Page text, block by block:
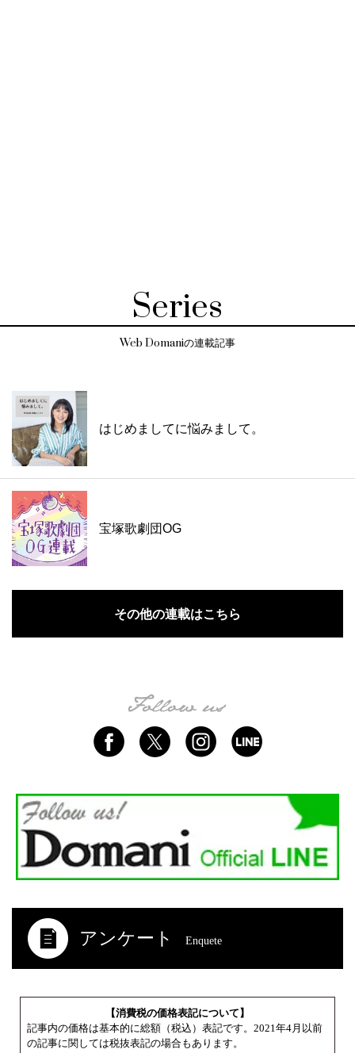
Series
Web Domaniの連載記事
はじめましてに悩みまして。
宝塚歌劇団OG
その他の連載はこちら
アンケート Enquete
【消費税の価格表記について】
記事内の価格は基本的に総額（税込）表記です。2021年4月以前
の記事に関しては税抜表記の場合もあります。